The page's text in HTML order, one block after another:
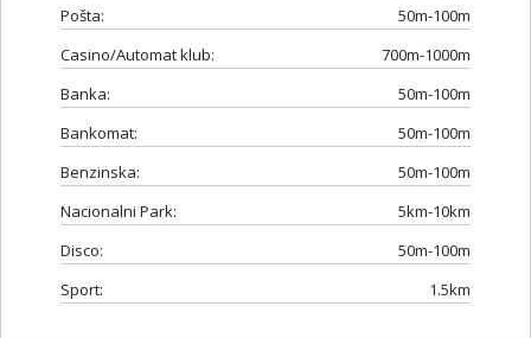
Pošta:
50m-100m
Casino/Automat klub:
700m-1000m
Banka:
50m-100m
Bankomat:
50m-100m
Benzinska:
50m-100m
Nacionalni Park:
5km-10km
Disco:
50m-100m
Sport:
1.5km